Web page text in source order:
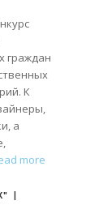
граждан
К
а
more